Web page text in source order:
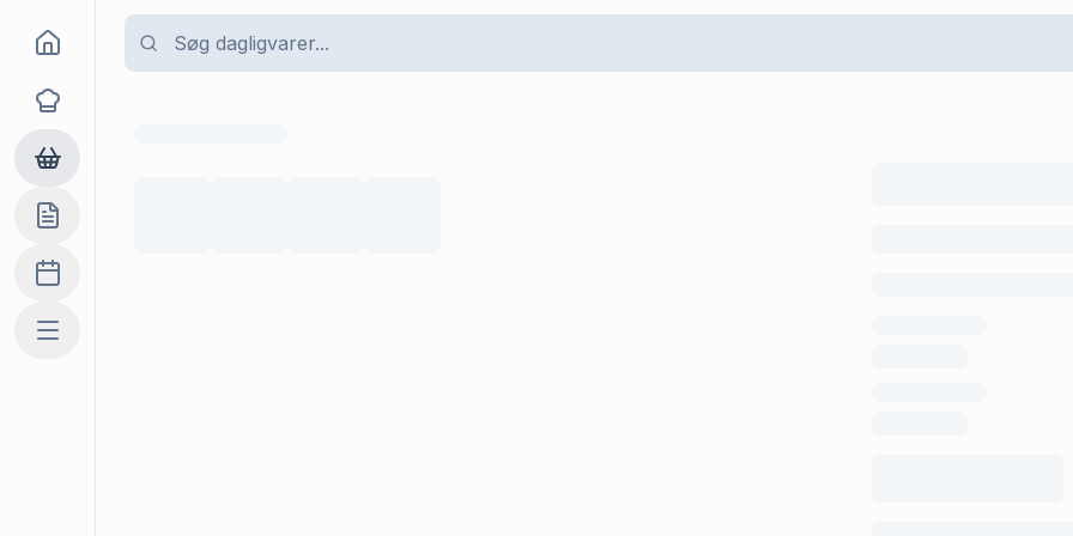
Goma
Opskrifter
Dagligvarer
Indkøbslisten
Madplan
Mere